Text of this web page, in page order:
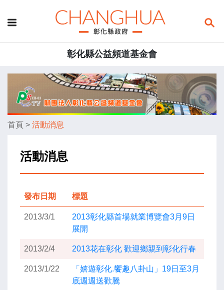
彰化縣公益頻道基金會
首頁 > 活動消息
活動消息
發布日期 標題
2013/3/1
2013彰化縣首場就業博覽會3月9日
展開
2013/2/4 2013花在彰化 歡迎鄉親到彰化行春
2013/1/22
「嬉遊彰化.饗趣八卦山」19日至3月
底週週送歡騰